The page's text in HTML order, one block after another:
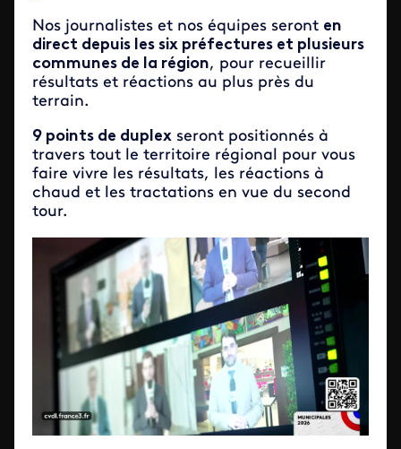
Nos journalistes et nos équipes seront en
direct depuis les six préfectures et plusieurs
communes de la région, pour recueillir
résultats et réactions au plus près du
terrain.
9 points de duplex seront positionnés à
travers tout le territoire régional pour vous
faire vivre les résultats, les réactions à
chaud et les tractations en vue du second
tour.